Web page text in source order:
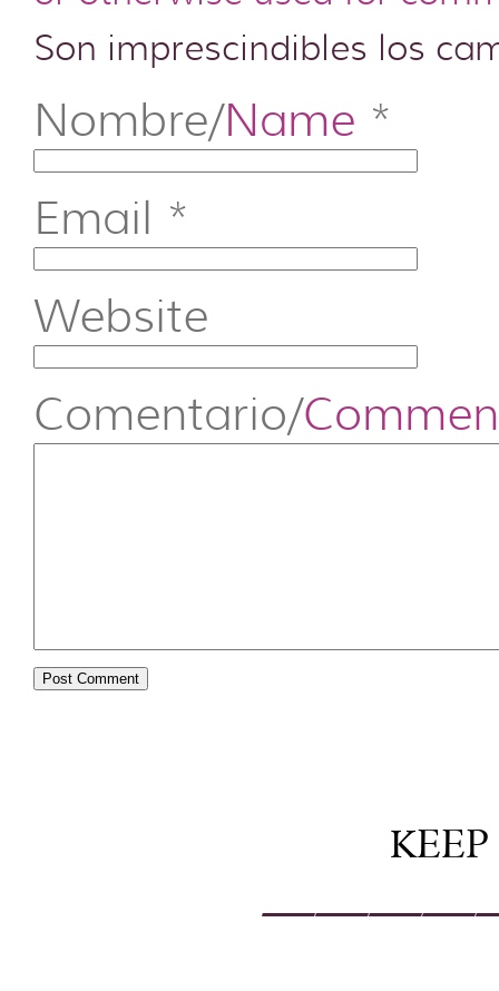
Son imprescindibles los
Nombre/Name *
Email *
Website
Comentario/